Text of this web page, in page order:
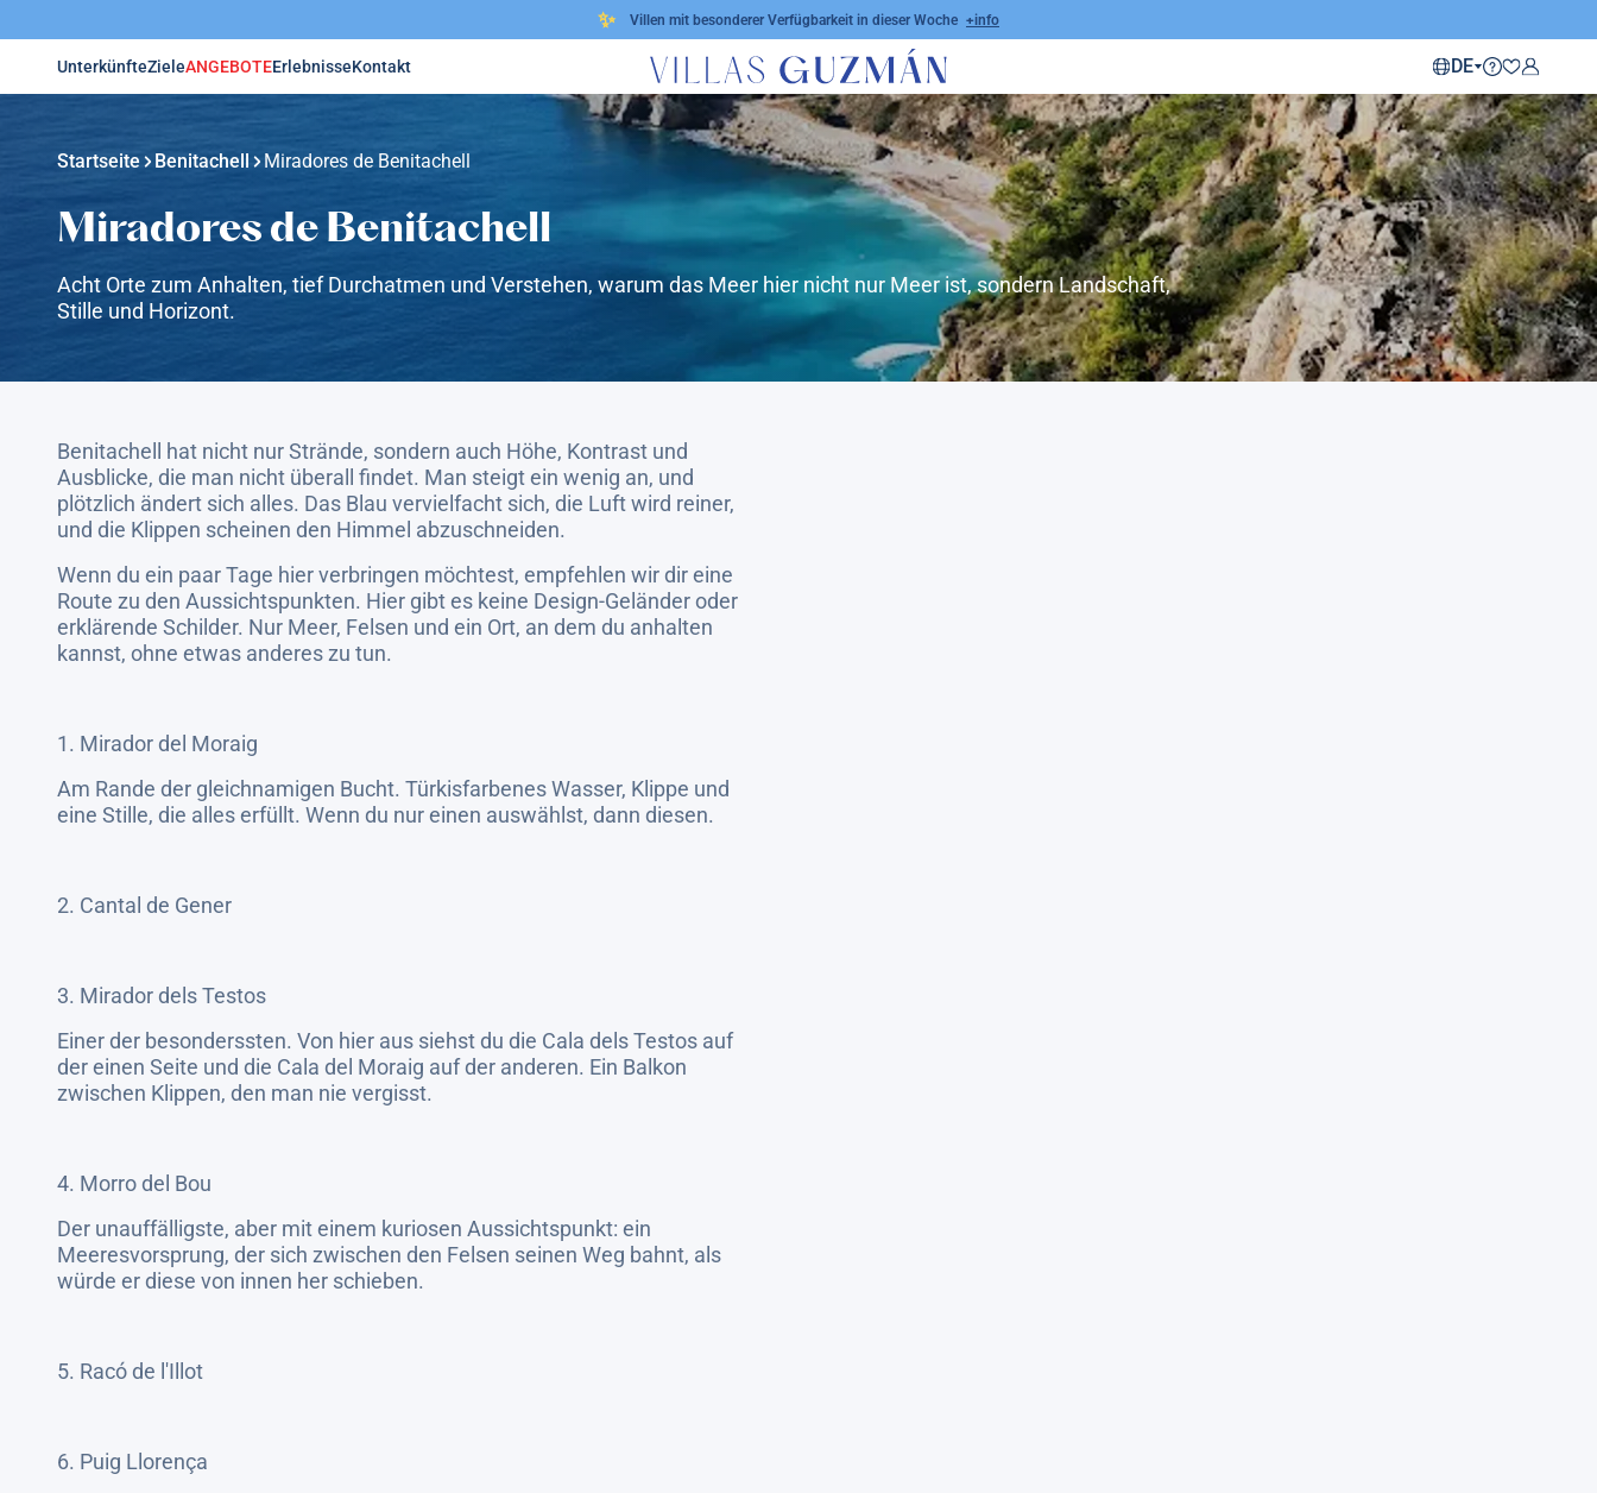
✨ Villen mit besonderer Verfügbarkeit in dieser Woche +info
UnterkünfteZieleANGEBOTEErlebnisseKontakt DE
Startseite Benitachell Miradores de Benitachell
Miradores de Benitachell
Acht Orte zum Anhalten, tief Durchatmen und Verstehen, warum das Meer hier nicht nur Meer ist, sondern Landschaft,
Stille und Horizont.
Benitachell hat nicht nur Strände, sondern auch Höhe, Kontrast und
Ausblicke, die man nicht überall findet. Man steigt ein wenig an, und
plötzlich ändert sich alles. Das Blau vervielfacht sich, die Luft wird reiner,
und die Klippen scheinen den Himmel abzuschneiden.
Wenn du ein paar Tage hier verbringen möchtest, empfehlen wir dir eine
Route zu den Aussichtspunkten. Hier gibt es keine Design-Geländer oder
erklärende Schilder. Nur Meer, Felsen und ein Ort, an dem du anhalten
kannst, ohne etwas anderes zu tun.
1. Mirador del Moraig
Am Rande der gleichnamigen Bucht. Türkisfarbenes Wasser, Klippe und
eine Stille, die alles erfüllt. Wenn du nur einen auswählst, dann diesen.
2. Cantal de Gener
3. Mirador dels Testos
Einer der besonderssten. Von hier aus siehst du die Cala dels Testos auf
der einen Seite und die Cala del Moraig auf der anderen. Ein Balkon
zwischen Klippen, den man nie vergisst.
4. Morro del Bou
Der unauffälligste, aber mit einem kuriosen Aussichtspunkt: ein
Meeresvorsprung, der sich zwischen den Felsen seinen Weg bahnt, als
würde er diese von innen her schieben.
5. Racó de l'Illot
6. Puig Llorença